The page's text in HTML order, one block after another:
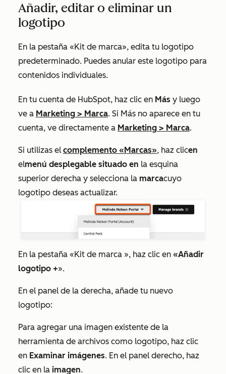
Añadir, editar o eliminar un
logotipo
En la pestaña «Kit de marca», edita tu logotipo
predeterminado. Puedes anular este logotipo para
contenidos individuales.
En tu cuenta de HubSpot, haz clic en Más y luego
ve a Marketing > Marca. Si Más no aparece en tu
cuenta, ve directamente a Marketing > Marca.
Si utilizas el complemento «Marcas», haz clicen
elmenú desplegable situado en la esquina
superior derecha y selecciona la marcacuyo
logotipo deseas actualizar.
En la pestaña «Kit de marca », haz clic en «Añadir
logotipo +».
En el panel de la derecha, añade tu nuevo
logotipo:
Para agregar una imagen existente de la
herramienta de archivos como logotipo, haz clic
en Examinar imágenes. En el panel derecho, haz
clic en la imagen.